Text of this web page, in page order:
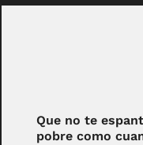
Que no te
pobre como